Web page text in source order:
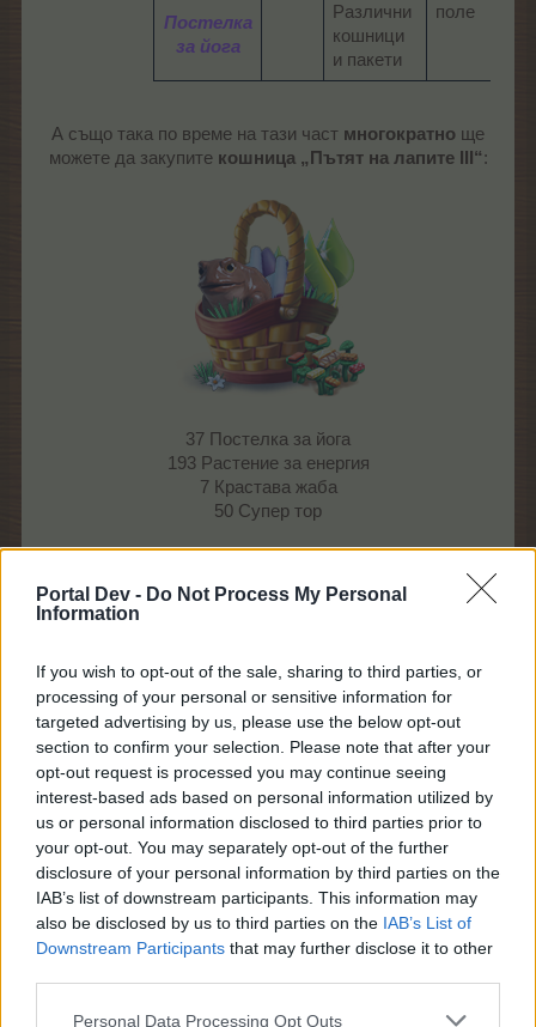
Portal Dev - Do Not Process My Personal
Information
If you wish to opt-out of the sale, sharing to third parties, or
processing of your personal or sensitive information for
targeted advertising by us, please use the below opt-out
section to confirm your selection. Please note that after your
opt-out request is processed you may continue seeing
interest-based ads based on personal information utilized by
us or personal information disclosed to third parties prior to
your opt-out. You may separately opt-out of the further
disclosure of your personal information by third parties on the
IAB’s list of downstream participants. This information may
also be disclosed by us to third parties on the IAB’s List of
Downstream Participants that may further disclose it to other
Personal Data Processing Opt Outs
Постелка
за йога
Различни
кошници
и пакети​
поле​
А също така по време на тази част многократно ще
можете да закупите кошница „Пътят на лапите III“:
37 Постелка за йога
193 Растение за енергия
7 Крастава жаба
50 Супер тор